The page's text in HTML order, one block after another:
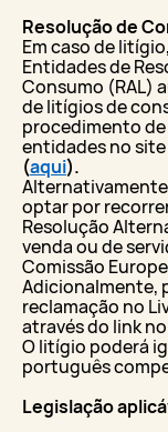
Resolução de
Em caso de
Entidades de
Consumo (RAL)
de litígios de
procedimento de
entidades no site
(aqui).
optar por
Resolução
venda ou de
Comissão
Adicionalmente,
reclamação no
através do link
O litígio poderá
português
Legislação